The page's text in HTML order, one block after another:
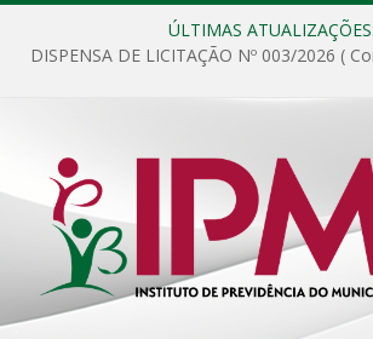
ÚLTIMAS ATUALIZAÇÕES: